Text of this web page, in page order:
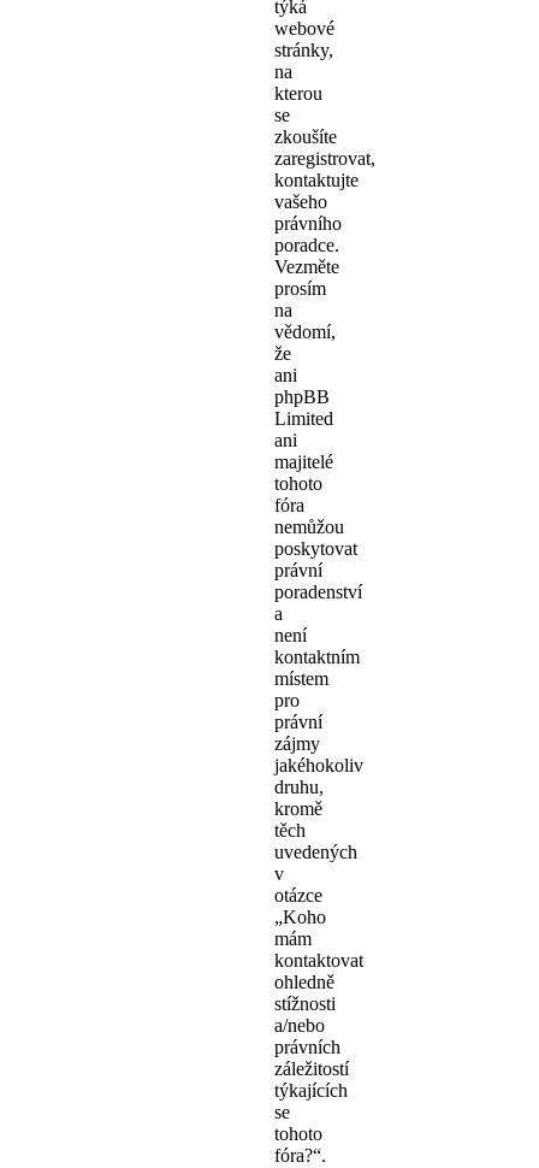
týká
webové
stránky,
na
kterou
se
zkoušíte
zaregistrovat,
kontaktujte
vašeho
právního
poradce.
Vezměte
prosím
na
vědomí,
že
ani
phpBB
Limited
ani
majitelé
tohoto
fóra
nemůžou
poskytovat
právní
poradenství
a
není
kontaktním
místem
pro
právní
zájmy
jakéhokoliv
druhu,
kromě
těch
uvedených
v
otázce
„Koho
mám
kontaktovat
ohledně
stížnosti
a/nebo
právních
záležitostí
týkajících
se
tohoto
fóra?“.